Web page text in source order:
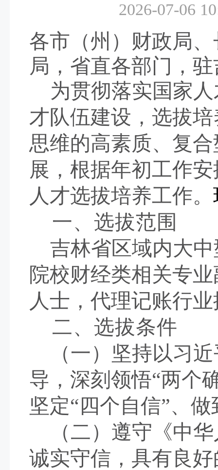
2026-07-06
各市（州）财政局
局，省直各部门，
为贯彻落实国家
才队伍建设，选拔
思维的高素质、复
展，根据年初工作
人才选拔培养工作。
一、选拔范围
吉林省区域内大
院校财经类相关专
人士，代理记账行
二、选拔条件
（一）坚持以习
导，深刻领悟“两个
坚定“四个自信”、
（二）遵守《中
诚实守信，具有良